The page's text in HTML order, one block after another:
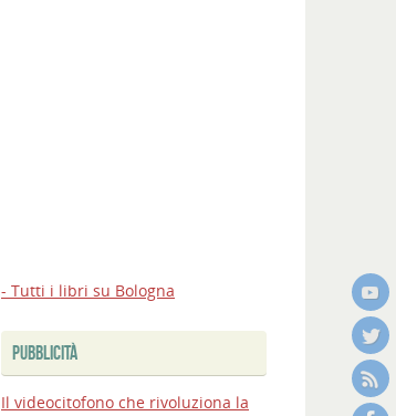
- Tutti i libri su Bologna
PUBBLICITÀ
Il videocitofono che rivoluziona la